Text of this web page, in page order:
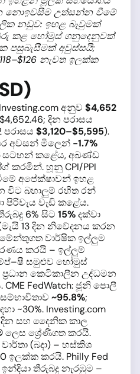
නොඉවසීම උත්සන්න වීමේ
නඩුව: ඉහළ බෑවුමක්
කළ හෝමුස් ගනුදෙනුවක්
ක පසුබැසීමක් අවුස්සයි;
නැවත ඉලක්ක
අනුව $4,652
දින පරාසය
පරාසය $3,120–$5,595).
අවසන් මිලෙන් −1.7%
සටහන් කළේය, අඛණ්ඩ
කරමින්. හූනු CPI/PPI
අපේක්ෂාවන් ඉහළ
විට බහාලුම් රහිත රන්
පිරිවැය වැඩි කළේය.
6% සිට 15%දක්වා
13 දින නිවේදනය කරන
වාර්ෂික ඉල්ලුම
කරයි – ඉල්ලුම්
සමුළුව හෝමුස්
කෙටිකාලීන උද්ධමන
FedWatch: ජූනි පොලී
~95.8%;
~30%. Investing.com
සහ දෛනික කාල
ලෙස ශ්‍රේණිගත කරයි.
වාර්තා (බදා) – හස්කිශ
ඉලක්ක කරයි. Philly Fed
තීරුබදු නැරඹුම –